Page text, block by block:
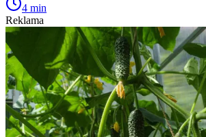
4 min
Reklama